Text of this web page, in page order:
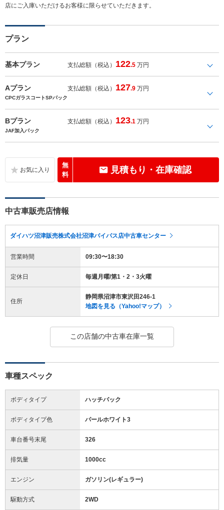
店にご入庫いただけるお客様に限らせていただきます。
プラン
基本プラン 支払総額（税込） 122.5 万円
Aプラン 支払総額（税込） 127.9 万円
CPCガラスコートSPパック
Bプラン 支払総額（税込） 123.1 万円
JAF加入パック
無
料
見積もり・在庫確認
中古車販売店情報
ダイハツ沼津販売株式会社沼津バイパス店中古車センター
営業時間 09:30〜18:30
定休日 毎週月曜/第1・2・3火曜
住所
静岡県沼津市東沢田246-1
地図を見る（Yahoo!マップ）
この店舗の中古車在庫一覧
車種スペック
ボディタイプ ハッチバック
ボディタイプ色 パールホワイト3
車台番号末尾 326
排気量 1000cc
エンジン ガソリン(レギュラー)
駆動方式 2WD